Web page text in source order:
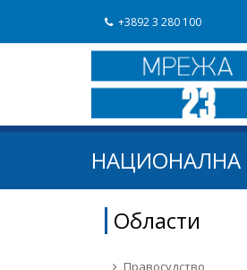
+3892 3 280 100
Барај
НАЦИОНАЛНА
Области
Правосудство